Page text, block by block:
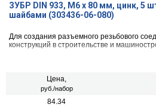
ЗУБР DIN 933, M6 х 80 мм, цинк, 5
шайбами (303436-06-080)
Для создания разъемного резьбового
конструкций в строительстве и
Цена,
руб./набор
84.34